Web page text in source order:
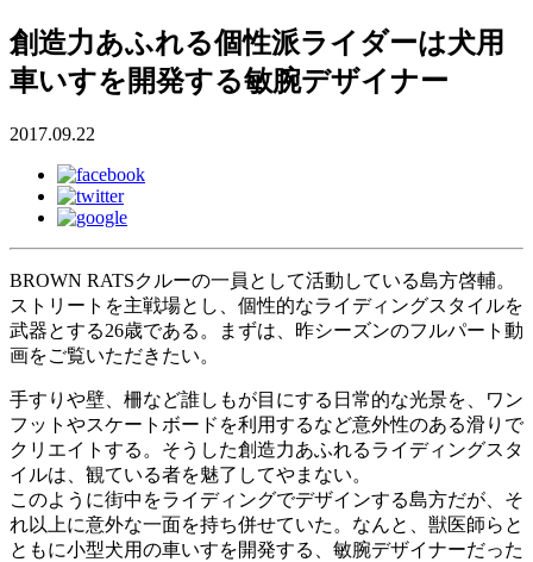
創造力あふれる個性派ライダーは犬用
車いすを開発する敏腕デザイナー
2017.09.22
BROWN RATSクルーの一員として活動している島方啓輔。
ストリートを主戦場とし、個性的なライディングスタイルを
武器とする26歳である。まずは、昨シーズンのフルパート動
画をご覧いただきたい。
手すりや壁、柵など誰しもが目にする日常的な光景を、ワン
フットやスケートボードを利用するなど意外性のある滑りで
クリエイトする。そうした創造力あふれるライディングスタ
イルは、観ている者を魅了してやまない。
このように街中をライディングでデザインする島方だが、そ
れ以上に意外な一面を持ち併せていた。なんと、獣医師らと
ともに小型犬用の車いすを開発する、敏腕デザイナーだった